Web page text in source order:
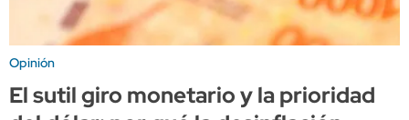
Opinión
El sutil giro monetario y la prioridad